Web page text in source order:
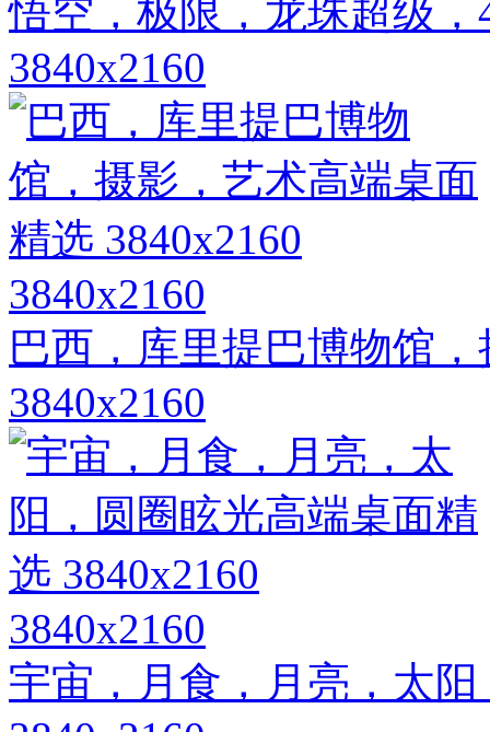
悟空，极限，龙珠超级
3840x2160
3840x2160
巴西，库里提巴博物馆
3840x2160
3840x2160
宇宙，月食，月亮，太